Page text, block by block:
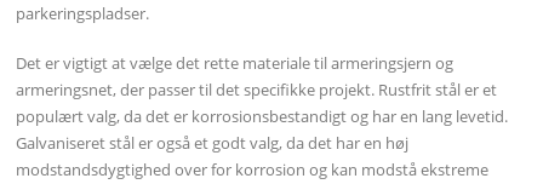
parkeringspladser.
Det er vigtigt at vælge det rette materiale til armeringsjern og
armeringsnet, der passer til det specifikke projekt. Rustfrit stål er et
populært valg, da det er korrosionsbestandigt og har en lang levetid.
Galvaniseret stål er også et godt valg, da det har en høj
modstandsdygtighed over for korrosion og kan modstå ekstreme